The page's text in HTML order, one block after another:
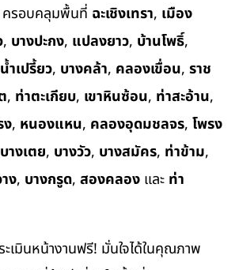
ครอบคลุมพื้นที่ ฉะเชิงเทรา, เมือง
, บางปะกง, แปลงยาว, บ้านโพธิ์,
ำเปรี้ยว, บางคล้า, คลองเขื่อน, ราช
, ท่าตะเกียบ, เขาหินซ้อน, ท่าสะอ้าน,
ง, หนองแหน, คลองอุดมชลจร, โพรง
บางเตย, บางวัว, บางสมัคร, ท่าข้าม,
ง, บางกรูด, สองคลอง และ ท่า
เมินหน้างานฟรี! มั่นใจได้ในคุณภาพ